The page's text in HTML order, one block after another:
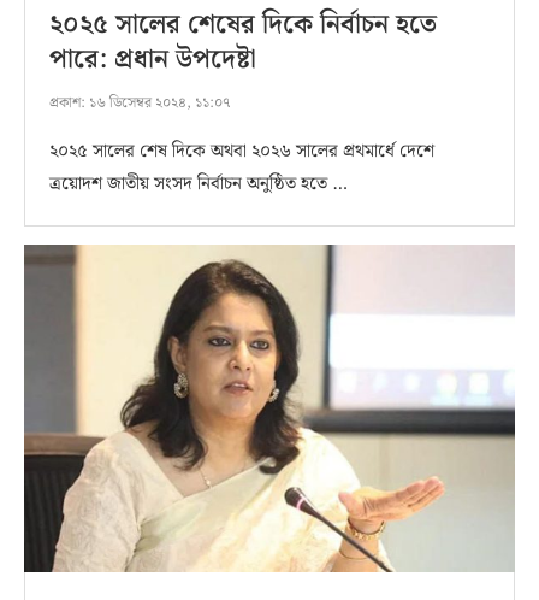
২০২৫ সালের শেষের দিকে নির্বাচন হতে
পারে: প্রধান উপদেষ্টা
প্রকাশ: ১৬ ডিসেম্বর ২০২৪, ১১:০৭
২০২৫ সালের শেষ দিকে অথবা ২০২৬ সালের প্রথমার্ধে দেশে
ত্রয়োদশ জাতীয় সংসদ নির্বাচন অনুষ্ঠিত হতে …